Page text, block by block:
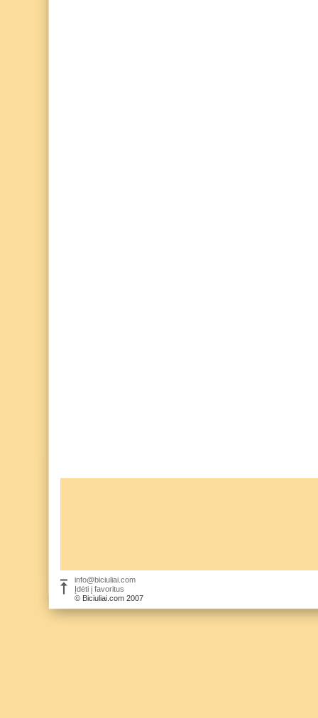
info@biciuliai.com
Įdėti į favoritus
© Biciuliai.com 2007